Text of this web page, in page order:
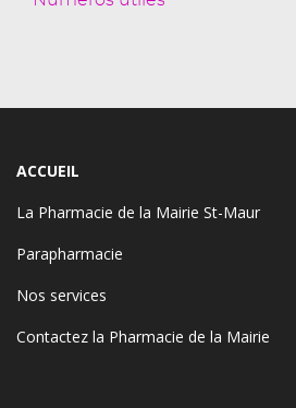
ACCUEIL
La Pharmacie de la Mairie St-Maur
Parapharmacie
Nos services
Contactez la Pharmacie de la Mairie